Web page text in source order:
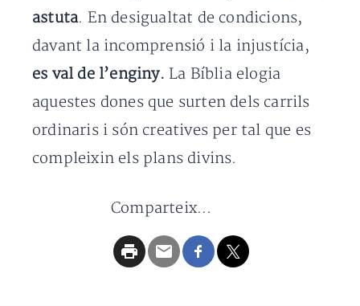
astuta. En desigualtat de condicions,
davant la incomprensió i la injustícia,
es val de l’enginy. La Bíblia elogia
aquestes dones que surten dels carrils
ordinaris i són creatives per tal que es
compleixin els plans divins.
Comparteix...